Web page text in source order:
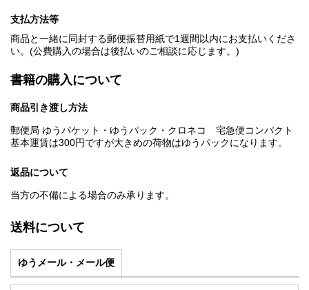
支払方法等
商品と一緒に同封する郵便振替用紙で1週間以内にお支払いくださ
い。(公費購入の場合は後払いのご相談に応じます。)
書籍の購入について
商品引き渡し方法
郵便局 ゆうパケット・ゆうパック・クロネコ 宅急便コンパクト
基本運賃は300円ですが大きめの荷物はゆうパックになります。
返品について
当方の不備による場合のみ承ります。
送料について
ゆうメール・メール便